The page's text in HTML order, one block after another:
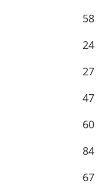
58
24
27
47
60
84
67